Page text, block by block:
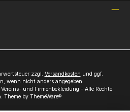
zzgl. Versandkosten und ggf.
wenn nicht anders angegeben.
und Firmenbekleidung - Alle Rechte
Theme by ThemeWare®